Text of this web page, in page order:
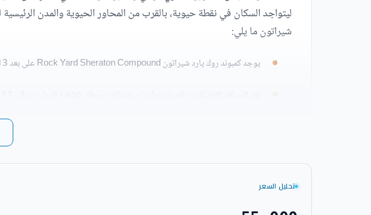
ليتواجد السكان في نقطة حيوية، بالقرب من المحاور الحيوية والمدن
شيراتون ما يلي:
يوجد كمبوند روك يارد شيراتون Rock Yard Sheraton Compound على بعد 13 دقيقة من مول سيتي ستارز.
سهولة الذهاب من كمبوند روك يارد شيراتون إلى مول صن سيتي في خلال 3 دقائق.
يبعد كمبوند روك يارد شيراتون دقيقتين عن مول سيتي سنتر ألماظة.تحليل السعر